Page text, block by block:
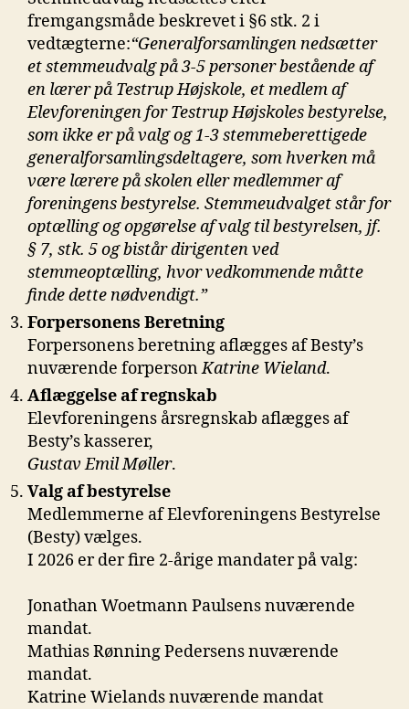
fremgangsmåde beskrevet i §6 stk. 2 i
vedtægterne:“Generalforsamlingen nedsætter
et stemmeudvalg på 3-5 personer bestående af
en lærer på Testrup Højskole, et medlem af
Elevforeningen for Testrup Højskoles bestyrelse,
som ikke er på valg og 1-3 stemmeberettigede
generalforsamlingsdeltagere, som hverken må
være lærere på skolen eller medlemmer af
foreningens bestyrelse. Stemmeudvalget står for
optælling og opgørelse af valg til bestyrelsen, jf.
§ 7, stk. 5 og bistår dirigenten ved
stemmeoptælling, hvor vedkommende måtte
finde dette nødvendigt.”
Forpersonens Beretning
Forpersonens beretning aflægges af Besty’s
nuværende forpersonKatrine Wieland.
Aflæggelse af regnskab
Elevforeningens årsregnskab aflægges af
Besty’s kasserer,
Gustav Emil Møller.
Valg af bestyrelse
Medlemmerne af Elevforeningens Bestyrelse
(Besty) vælges.
I 2026 er der fire 2-årige mandater på valg:
Jonathan Woetmann Paulsens nuværende
mandat.
Mathias Rønning Pedersens nuværende
mandat.
Katrine Wielands nuværende mandat